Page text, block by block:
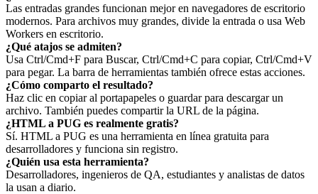
Las entradas grandes funcionan mejor en navegadores de escritorio
modernos. Para archivos muy grandes, divide la entrada o usa Web
Workers en escritorio.
¿Qué atajos se admiten?
Usa Ctrl/Cmd+F para Buscar, Ctrl/Cmd+C para copiar, Ctrl/Cmd+V
para pegar. La barra de herramientas también ofrece estas acciones.
¿Cómo comparto el resultado?
Haz clic en copiar al portapapeles o guardar para descargar un
archivo. También puedes compartir la URL de la página.
¿HTML a PUG es realmente gratis?
Sí. HTML a PUG es una herramienta en línea gratuita para
desarrolladores y funciona sin registro.
¿Quién usa esta herramienta?
Desarrolladores, ingenieros de QA, estudiantes y analistas de datos
la usan a diario.